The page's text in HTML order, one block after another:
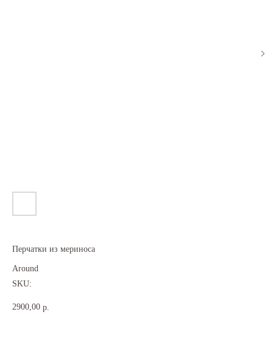
Перчатки из мериноса
Around
SKU:
2900,00 р.